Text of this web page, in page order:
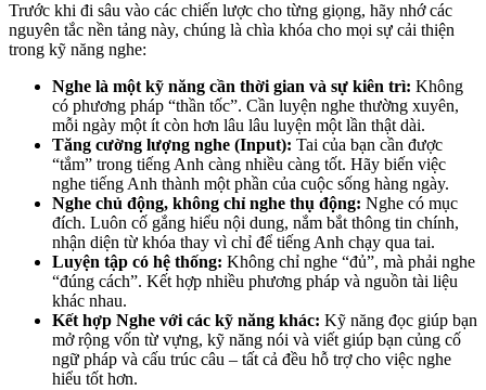
Trước khi đi sâu vào các chiến lược cho từng giọng, hãy nhớ các
nguyên tắc nền tảng này, chúng là chìa khóa cho mọi sự cải thiện
trong kỹ năng nghe:
Nghe là một kỹ năng cần thời gian và sự kiên trì: Không
có phương pháp “thần tốc”. Cần luyện nghe thường xuyên,
mỗi ngày một ít còn hơn lâu lâu luyện một lần thật dài.
Tăng cường lượng nghe (Input): Tai của bạn cần được
“tắm” trong tiếng Anh càng nhiều càng tốt. Hãy biến việc
nghe tiếng Anh thành một phần của cuộc sống hàng ngày.
Nghe chủ động, không chỉ nghe thụ động: Nghe có mục
đích. Luôn cố gắng hiểu nội dung, nắm bắt thông tin chính,
nhận diện từ khóa thay vì chỉ để tiếng Anh chạy qua tai.
Luyện tập có hệ thống: Không chỉ nghe “đủ”, mà phải nghe
“đúng cách”. Kết hợp nhiều phương pháp và nguồn tài liệu
khác nhau.
Kết hợp Nghe với các kỹ năng khác: Kỹ năng đọc giúp bạn
mở rộng vốn từ vựng, kỹ năng nói và viết giúp bạn củng cố
ngữ pháp và cấu trúc câu – tất cả đều hỗ trợ cho việc nghe
hiểu tốt hơn.